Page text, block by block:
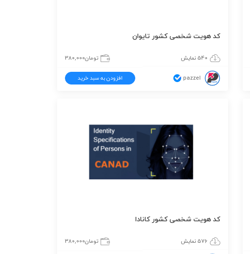
کد هویت شخصی کشور تایوان
540 نمایش تومان380,000
pazzel افزودن به سبد خرید
کد هویت شخصی کشور کانادا
576 نمایش تومان380,000